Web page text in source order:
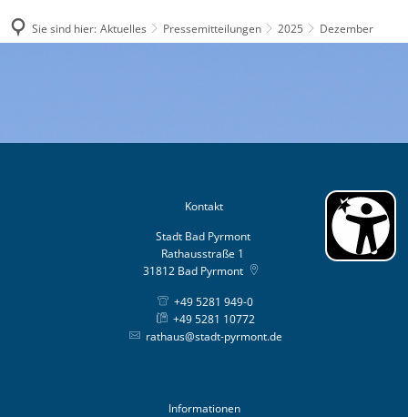
Sie sind hier: Aktuelles Pressemitteilungen 2025 Dezember
Kontakt
Stadt Bad Pyrmont
Rathausstraße 1
31812 Bad Pyrmont
+49 5281 949-0
+49 5281 10772
rathaus@stadt-pyrmont.de
Informationen